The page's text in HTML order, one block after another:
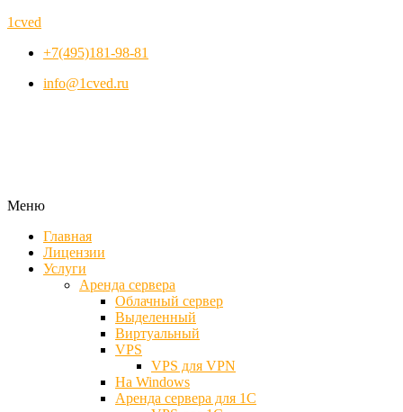
1cved
+7(495)181-98-81
info@1cved.ru
Меню
Главная
Лицензии
Услуги
Аренда сервера
Облачный сервер
Выделенный
Виртуальный
VPS
VPS для VPN
На Windows
Аренда сервера для 1С